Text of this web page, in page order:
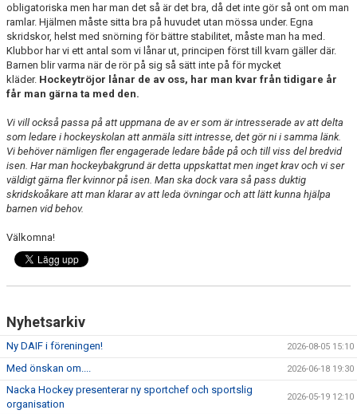
obligatoriska men har man det så är det bra, då det inte gör så ont om man
ramlar. Hjälmen måste sitta bra på huvudet utan mössa under. Egna
skridskor, helst med snörning för bättre stabilitet, måste man ha med.
Klubbor har vi ett antal som vi lånar ut, principen först till kvarn gäller där.
Barnen blir varma när de rör på sig så sätt inte på för mycket
kläder. Hockeytröjor lånar de av oss, har man kvar från tidigare år
får man gärna ta med den.
Vi vill också passa på att uppmana de av er som är intresserade av att delta
som ledare i hockeyskolan att anmäla sitt intresse, det gör ni i samma länk.
Vi behöver nämligen fler engagerade ledare både på och till viss del bredvid
isen. Har man hockeybakgrund är detta uppskattat men inget krav och vi ser
väldigt gärna fler kvinnor på isen. Man ska dock vara så pass duktig
skridskoåkare att man klarar av att leda övningar och att lätt kunna hjälpa
barnen vid behov.
Välkomna!
Nyhetsarkiv
Ny DAIF i föreningen! 2026-08-05 15:10
Med önskan om.... 2026-06-18 19:30
Nacka Hockey presenterar ny sportchef och sportslig
organisation
2026-05-19 12:10